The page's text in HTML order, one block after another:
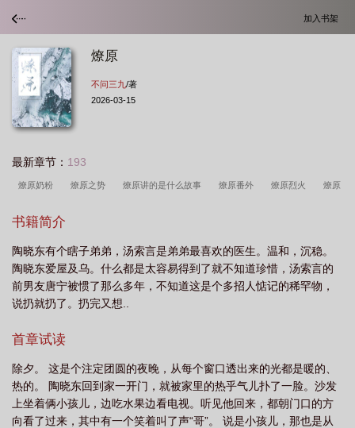
加入书架
燎原
不问三九/著
2026-03-15
最新章节： 193
燎原奶粉 燎原之势 燎原讲的是什么故事 燎原番外 燎原烈火 燎原
ai端管理
乳业集团简介 燎原广播剧资源 燎原卡牌 燎原公司是一家上市公司 燎原
火 燎原机械取得弹链节专利 燎原烈火打一动物 燎原奶粉怎么样 燎原谁
是攻 燎原科技 现董事长
原-1激光武器系统装舰
原全文免费阅读无弹窗 燎原星火 燎原by喜酌 燎原拼音 燎原by不问三
九 百度txt 燎原之火 燎原百斩 燎原之势的意思 燎原广播剧cv配音
表 燎原之火是什么意思 燎原双语学校高中部学费 燎原双语学校 燎原不
书籍简介
陶晓东有个瞎子弟弟，汤索言是弟弟最喜欢的医生。温和，沉稳。
陶晓东爱屋及乌。什么都是太容易得到了就不知道珍惜，汤索言的
前男友唐宁被惯了那么多年，不知道这是个多招人惦记的稀罕物，
说扔就扔了。扔完又想..
首章试读
除夕。 这是个注定团圆的夜晚，从每个窗口透出来的光都是暖的、
热的。 陶晓东回到家一开门，就被家里的热乎气儿扑了一脸。沙发
上坐着俩小孩儿，边吃水果边看电视。听见他回来，都朝门口的方
向看了过来，其中有一个笑着叫了声“哥”。 说是小孩儿，那也是从